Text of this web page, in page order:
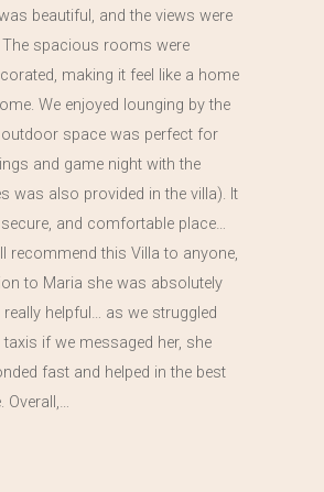
beautiful, and the views were
The spacious rooms were
making it feel like a home
We enjoyed lounging by the
space was perfect for
and game night with the
was also provided in the villa). It
and comfortable place…
recommend this Villa to anyone,
to Maria she was absolutely
helpful… as we struggled
if we messaged her, she
fast and helped in the best
Overall,…